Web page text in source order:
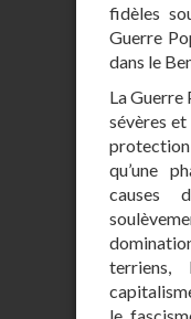
fidèles
Guerre
dans le
La Guerre
sévères et
qu’une
terriens,